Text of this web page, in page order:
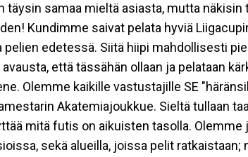
täysin samaa mieltä asiasta, mutta
Kundimme saivat pelata hyviä
pelien edetessä. Siitä hiipi mahdollisesti
että tässähän ollaan ja pelataan
Olemme kaikille vastustajille SE
Akatemiajoukkue. Sieltä tullaan
mitä futis on aikuisten tasolla.
sekä alueilla, joissa pelit ratkaistaan;